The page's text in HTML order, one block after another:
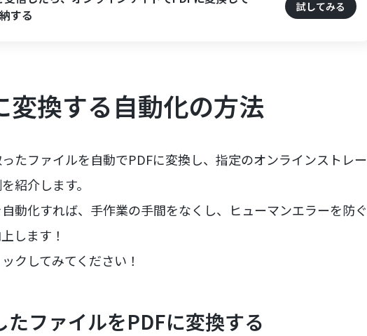
する
試してみる
変換する自動化の方法
たファイルを自動でPDFに変換し、指定のオンラインストレー
紹介します。
動化すれば、手作業の手間をなくし、ヒューマンエラーを防ぐ
します！
クしてみてください！
ファイルをPDFに変換する